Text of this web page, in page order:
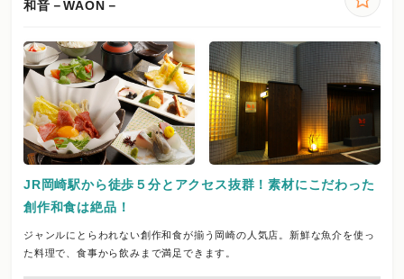
和音－WAON－
JR岡崎駅から徒歩５分とアクセス抜群！素材にこだわった
創作和食は絶品！
ジャンルにとらわれない創作和食が揃う岡崎の人気店。新鮮な魚介を使っ
た料理で、食事から飲みまで満足できます。